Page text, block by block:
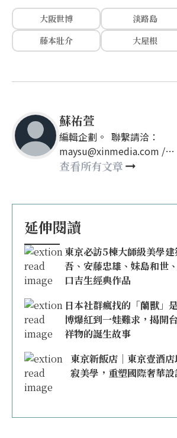
大阪世博
淡路島
藤本壯介
大屋根
蘇祐萱
編輯企劃。 聯繫請洽：
maysu@xinmedia.com /
may860527@gmail.com
查看所有文章
延伸閱讀
東京必訪5棟大師級美學
吾、安藤忠雄、妹島和世
口吉生經典作品
日本社群瘋找的「蘭獸」
博爆紅到一娃難求，揭開
祥物的誕生故事
東京新飯店｜東京壹酒
寂美學，重塑國際奢華